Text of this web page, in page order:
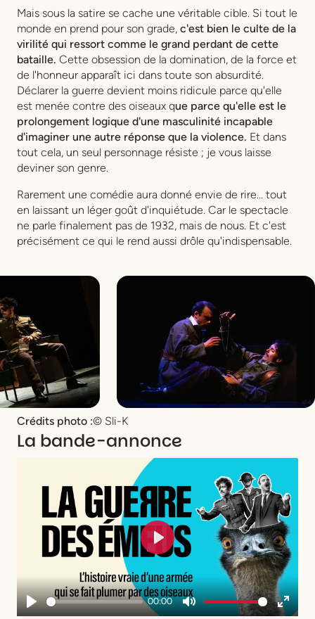
Mais sous la satire se cache une véritable cible. Si tout le
monde en prend pour son grade, c'est bien le culte de la
virilité qui ressort comme le grand perdant de cette
bataille. Cette obsession de la domination, de la force et
de l'honneur apparaît ici dans toute son absurdité.
Déclarer la guerre devient moins ridicule parce qu'elle
est menée contre des oiseaux que parce qu'elle est le
prolongement logique d'une masculinité incapable
d'imaginer une autre réponse que la violence. Et dans
tout cela, un seul personnage résiste ; je vous laisse
deviner son genre.
Rarement une comédie aura donné envie de rire... tout
en laissant un léger goût d'inquiétude. Car le spectacle
ne parle finalement pas de 1932, mais de nous. Et c'est
précisément ce qui le rend aussi drôle qu'indispensable.
Crédits photo :© Sli-K
La bande-annonce
00:00
Play